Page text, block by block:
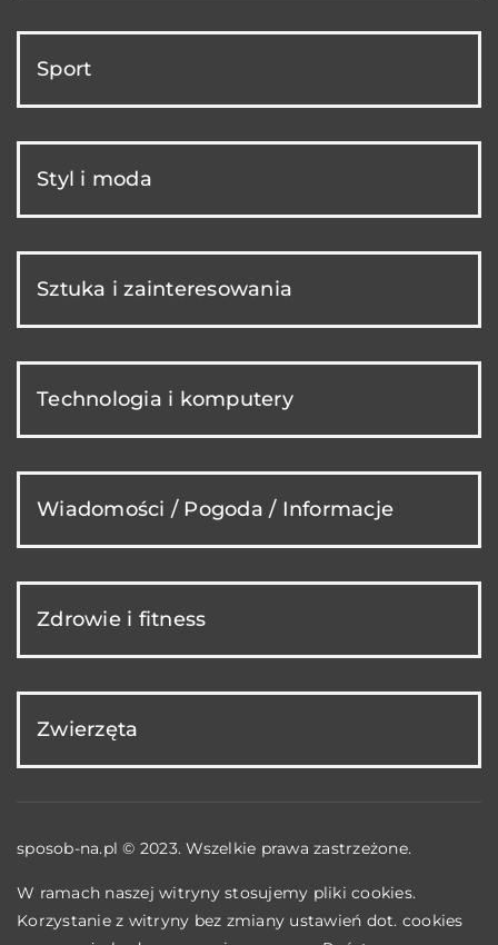
Sport
Styl i moda
Sztuka i zainteresowania
Technologia i komputery
Wiadomości / Pogoda / Informacje
Zdrowie i fitness
Zwierzęta
sposob-na.pl © 2023. Wszelkie prawa zastrzeżone.
W ramach naszej witryny stosujemy pliki cookies.
Korzystanie z witryny bez zmiany ustawień dot. cookies